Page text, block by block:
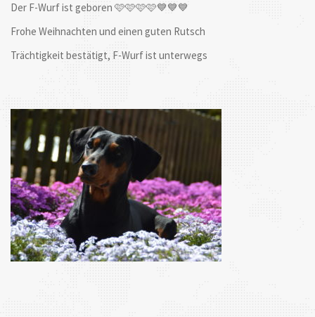
Der F-Wurf ist geboren 🩷🩷🩷🩷💙💙💙
Frohe Weihnachten und einen guten Rutsch
Trächtigkeit bestätigt, F-Wurf ist unterwegs